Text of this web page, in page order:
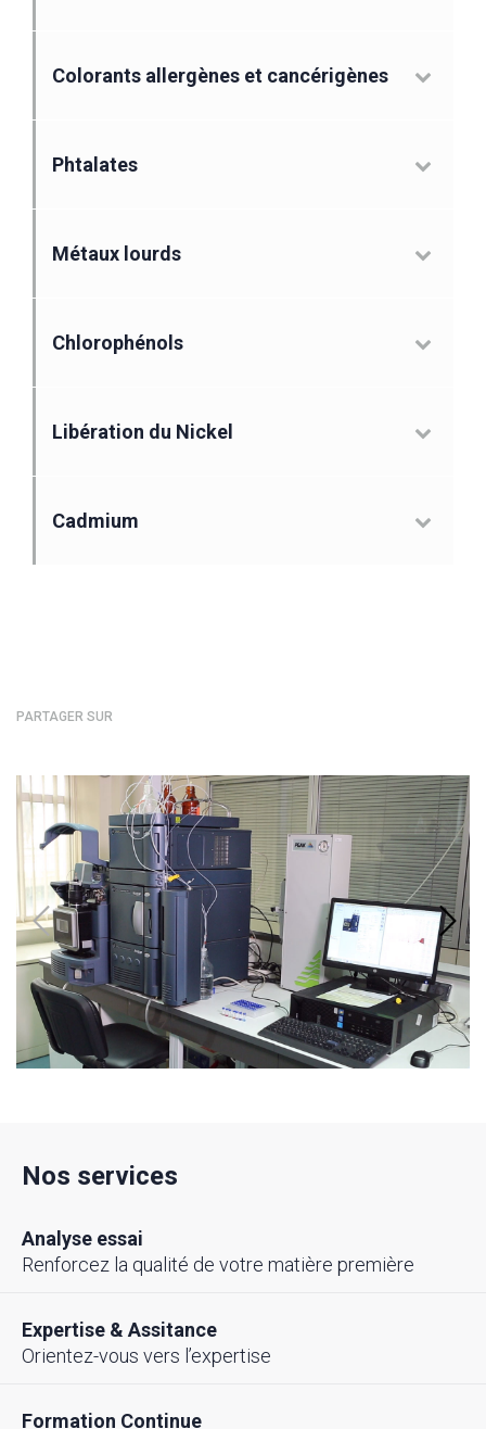
Colorants allergènes et cancérigènes
Phtalates
Métaux lourds
Chlorophénols
Libération du Nickel
Cadmium
PARTAGER SUR
Nos services
Analyse essai
Renforcez la qualité de votre matière première
Expertise & Assitance
Orientez-vous vers l’expertise
Formation Continue